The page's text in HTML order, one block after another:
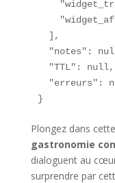
  ],
"notes":
  "TTL": null,
"erreurs":
}
Plongez dans cette
gastronomie
dialoguent au
surprendre par